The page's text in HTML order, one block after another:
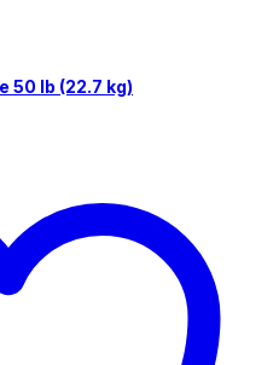
50 lb (22.7 kg)